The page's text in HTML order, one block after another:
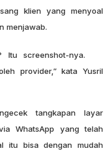
klien yang menyoal
menjawab.
Itu screenshot-nya.
provider,” kata Yusril
tangkapan layar
WhatsApp yang telah
itu bisa dengan mudah